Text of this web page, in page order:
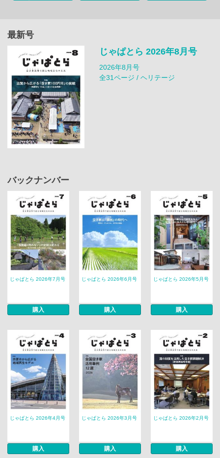
最新号
じゃぱとら 2026年8月号
2026年8月号
全31ページ / ヘリテージ
バックナンバー
じゃぱとら 2026年7月号
購入
じゃぱとら 2026年6月号
購入
じゃぱとら 2026年5月号
購入
じゃぱとら 2026年4月号
購入
じゃぱとら 2026年3月号
購入
じゃぱとら 2026年2月号
購入